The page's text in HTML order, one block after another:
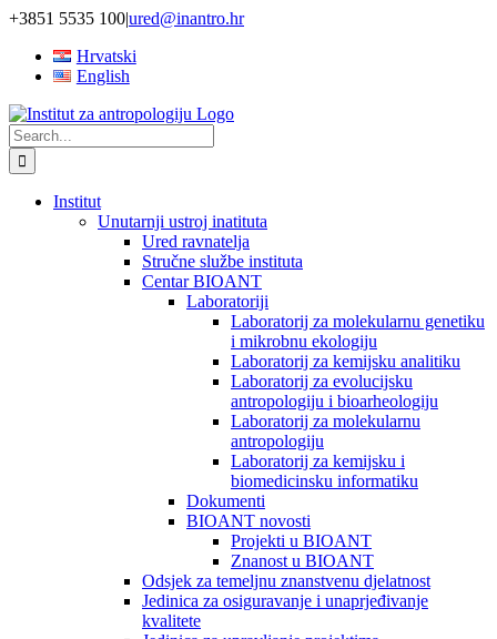
Skip
content
+3851 5535 100|ured@inantro.hr
Hrvatski
English
Search
for:
Institut
Unutarnji ustroj inatituta
Ured ravnatelja
Stručne službe instituta
Centar BIOANT
Laboratoriji
Laboratorij za molekularnu genetiku
i mikrobnu ekologiju
Laboratorij za kemijsku analitiku
Laboratorij za evolucijsku
antropologiju i bioarheologiju
Laboratorij za molekularnu
antropologiju
Laboratorij za kemijsku i
biomedicinsku informatiku
Dokumenti
BIOANT novosti
Projekti u BIOANT
Znanost u BIOANT
Odsjek za temeljnu znanstvenu djelatnost
Jedinica za osiguravanje i unaprjeđivanje
kvalitete